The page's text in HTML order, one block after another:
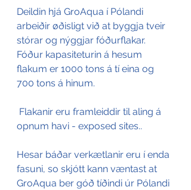
Deildin hjá GroAqua í Pólandi
arbeiðir øðisligt við at byggja tveir
stórar og nýggjar fóðurflakar.
Fóður kapasiteturin á hesum
flakum er 1000 tons á tí eina og
700 tons á hinum.
Flakanir eru framleiddir til aling á
opnum havi - exposed sites..
Hesar báðar verkætlanir eru í enda
fasuni, so skjótt kann væntast at
GroAqua ber góð tíðindi úr Pólandi